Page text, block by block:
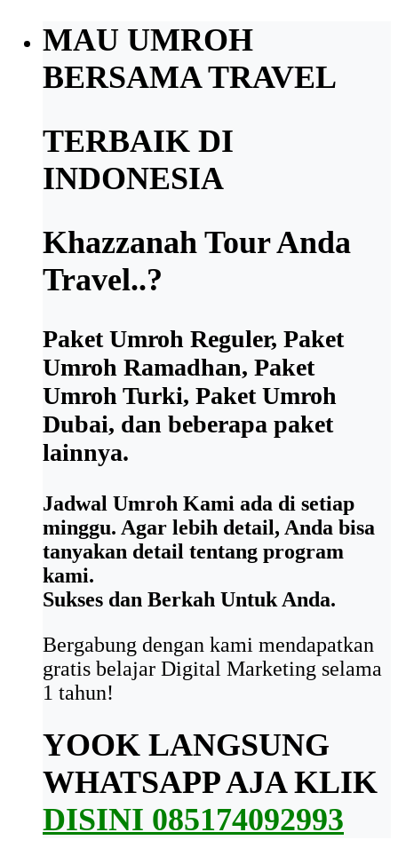
MAU UMROH
BERSAMA TRAVEL
TERBAIK DI
INDONESIA
Khazzanah Tour Anda
Travel..?
Paket Umroh Reguler, Paket
Umroh Ramadhan, Paket
Umroh Turki, Paket Umroh
Dubai, dan beberapa paket
lainnya.
Jadwal Umroh Kami ada di setiap
minggu. Agar lebih detail, Anda bisa
tanyakan detail tentang program
kami.
Sukses dan Berkah Untuk Anda.
Bergabung dengan kami mendapatkan
gratis belajar Digital Marketing selama
1 tahun!
YOOK LANGSUNG
WHATSAPP AJAKLIK
DISINI 085174092993